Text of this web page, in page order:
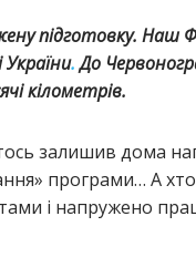
підготовку. Наш
.До
кілометрів.
залишив дома
програми… А
і напружено